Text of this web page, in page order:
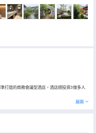
打造的商務會議型酒店，酒店總投資3億多人
模大型的高端酒店。賓館擁有豪華客房，3個
，可同時接待80桌。是您住宿、宴請、會議
展開